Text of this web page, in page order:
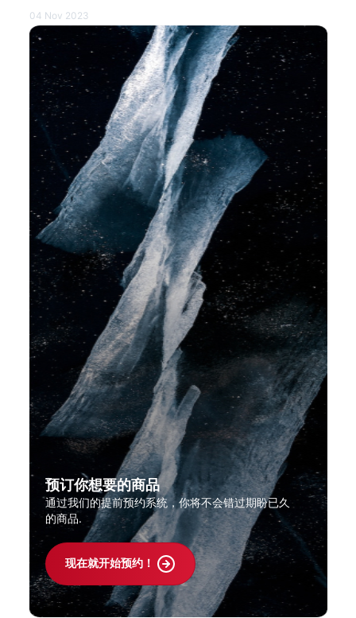
04 Nov 2023
预订你想要的商品
通过我们的提前预约系统，你将不会错过期盼已久
的商品.
现在就开始预约！